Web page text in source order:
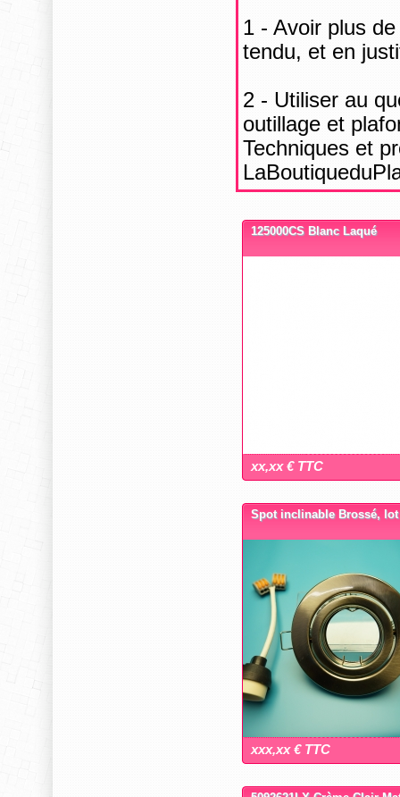
1 - Avoir plus
tendu, et en
2 - Utiliser au
outillage et
Techniques et
125000CS Blanc Laqué
xx,xx € TTC
Spot inclinable Brossé, lot
xxx,xx € TTC